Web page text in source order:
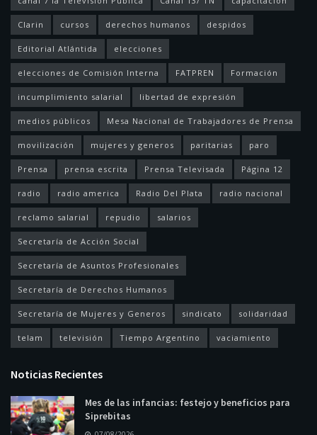
Clarin cursos derechos humanos despidos
Editorial Atlántida elecciones
elecciones de Comisión Interna FATPREN Formación
incumplimiento salarial libertad de expresión
medios públicos Mesa Nacional de Trabajadores de Prensa
movilización mujeres y generos paritarias paro
Prensa prensa escrita Prensa Televisada Página 12
radio radio america Radio Del Plata radio nacional
reclamo salarial repudio salarios
Secretaría de Acción Social
Secretaría de Asuntos Profesionales
Secretaría de Derechos Humanos
Secretaría de Mujeres y Generos sindicato solidaridad
telam televisión Tiempo Argentino vaciamiento
Noticias Recientes
Mes de las infancias: festejo y beneficios para
Siprebitas